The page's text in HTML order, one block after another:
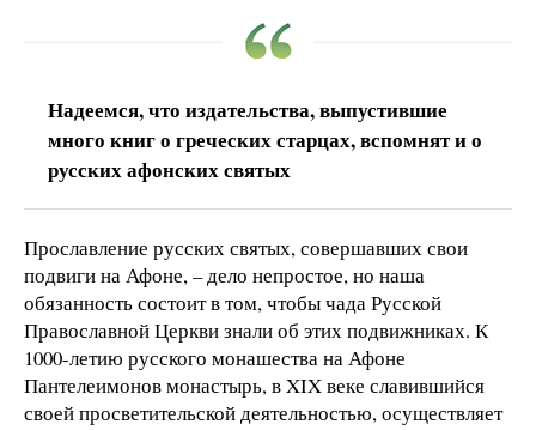
Надеемся, что издательства, выпустившие
много книг о греческих старцах, вспомнят и о
русских афонских святых
Прославление русских святых, совершавших свои
подвиги на Афоне, – дело непростое, но наша
обязанность состоит в том, чтобы чада Русской
Православной Церкви знали об этих подвижниках. К
1000-летию русского монашества на Афоне
Пантелеимонов монастырь, в XIX веке славившийся
своей просветительской деятельностью, осуществляет